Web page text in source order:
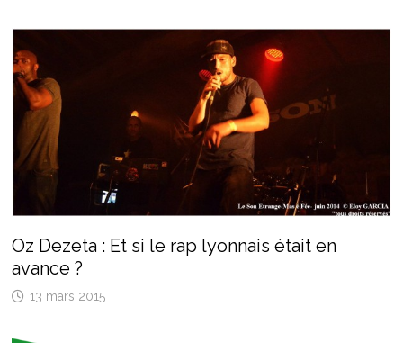
Oz Dezeta : Et si le rap lyonnais était en
avance ?
13 mars 2015